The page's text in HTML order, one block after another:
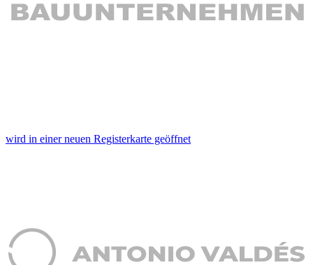
wird in einer neuen Registerkarte geöffnet